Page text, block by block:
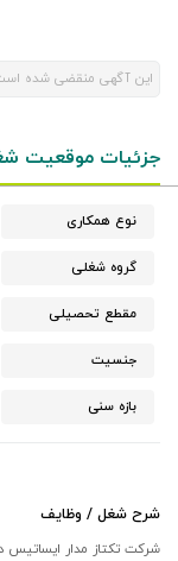
این آگهی منقضی شده
جزئیات موقعیت
نوع همکاری
گروه شغلی
مقطع تحصیلی
جنسیت
بازه سنی
شرح شغل / وظایف
شرکت تکتاز مدار ایساتیس